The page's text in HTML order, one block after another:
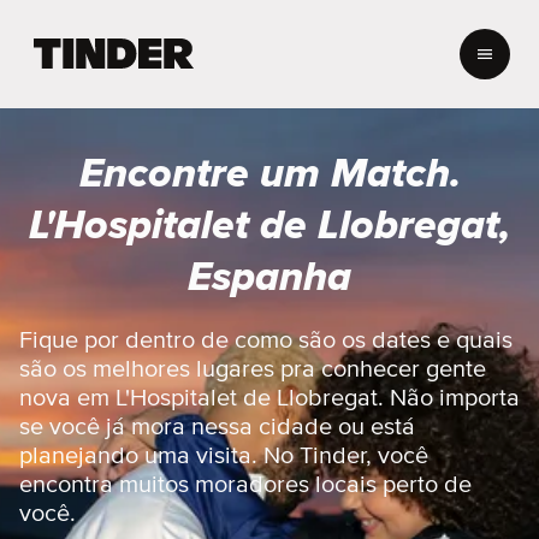
a
n
c
d
o
T
i
n
d
e
Encontre um Match.
L'Hospitalet de Llobregat,
Espanha
Fique por dentro de como são os dates e quais
são os melhores lugares pra conhecer gente
nova em L'Hospitalet de Llobregat. Não importa
se você já mora nessa cidade ou está
planejando uma visita. No Tinder, você
encontra muitos moradores locais perto de
você.